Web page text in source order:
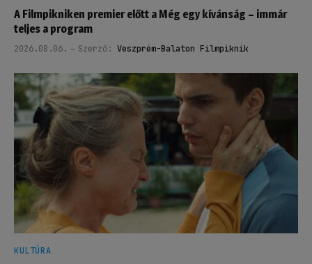
A Filmpikniken premier előtt a Még egy kívánság – immár
teljes a program
2026.08.06. Szerző: Veszprém-Balaton Filmpiknik
KULTÚRA